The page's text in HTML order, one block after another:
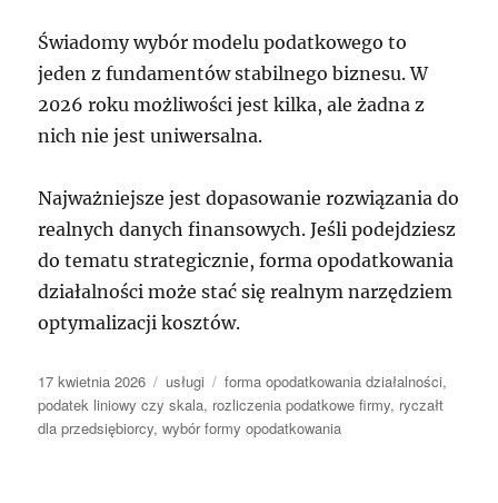
Świadomy wybór modelu podatkowego to
jeden z fundamentów stabilnego biznesu. W
2026 roku możliwości jest kilka, ale żadna z
nich nie jest uniwersalna.
Najważniejsze jest dopasowanie rozwiązania do
realnych danych finansowych. Jeśli podejdziesz
do tematu strategicznie, forma opodatkowania
działalności może stać się realnym narzędziem
optymalizacji kosztów.
Data
publikacji
17 kwietnia 2026 Kategorie
usługi Tagi
forma opodatkowania działalności,
podatek liniowy czy skala, rozliczenia podatkowe firmy, ryczałt
dla przedsiębiorcy,wybór formy opodatkowania